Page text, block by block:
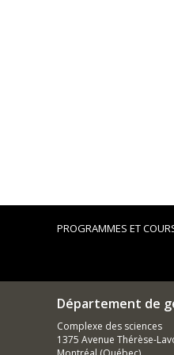
PROGRAMMES ET
Département de
Complexe des sciences
1375 Avenue Thérèse-